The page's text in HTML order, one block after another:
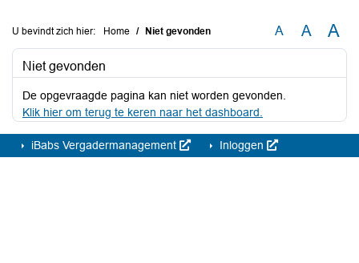
U bevindt zich hier: Home Niet gevonden A A A
Niet gevonden
De opgevraagde pagina kan niet worden gevonden.
Klik hier om terug te keren naar het dashboard.
iBabs Vergadermanagement Inloggen